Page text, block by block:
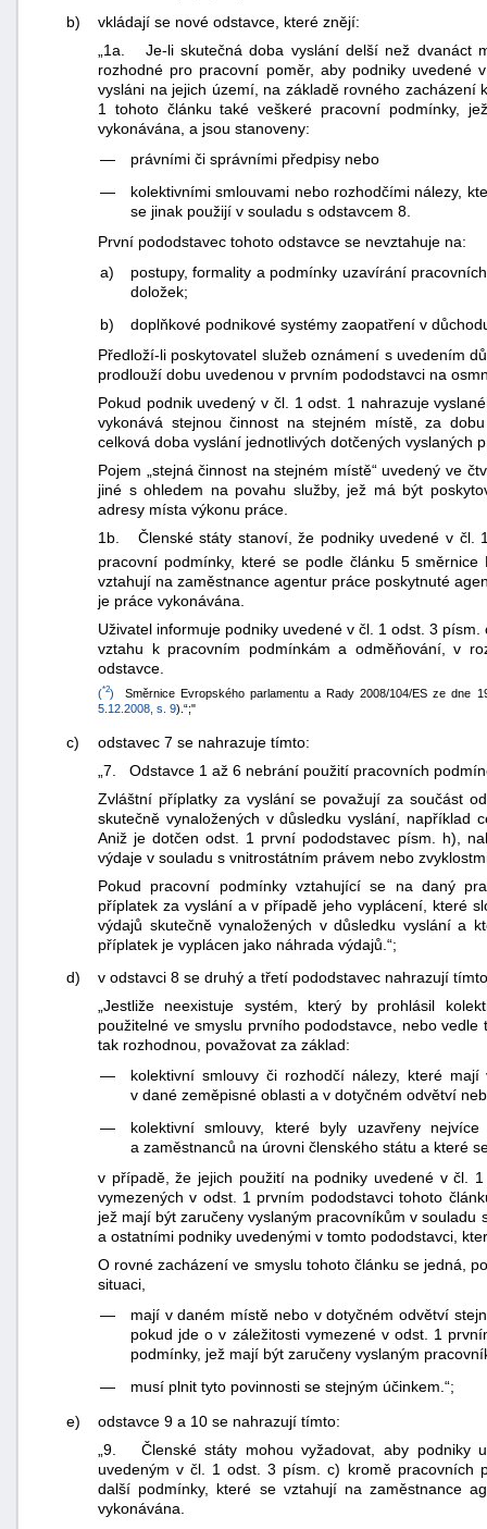
b)
vkládají se nové odstavce, které znějí:
„1a. Je-li skutečná doba vyslání delší než dvanáct
rozhodné pro pracovní poměr, aby podniky
vysláni na jejich území, na základě rovného
1 tohoto článku také veškeré pracovní podmínky,
vykonávána, a jsou stanoveny:
—
právními či správními předpisy nebo
—
kolektivními smlouvami nebo rozhodčími nálezy,
se jinak použijí v souladu s odstavcem 8.
První pododstavec tohoto odstavce se nevztahuje na:
a)
postupy, formality a podmínky uzavírání
doložek;
b)
doplňkové podnikové systémy zaopatření v
Předloží-li poskytovatel služeb oznámení s uvedením
prodlouží dobu uvedenou v prvním pododstavci na
Pokud podnik uvedený v čl. 1 odst. 1 nahrazuje
vykonává stejnou činnost na stejném místě, za
celková doba vyslání jednotlivých dotčených vyslaných
Pojem „stejná činnost na stejném místě“ uvedený ve
jiné s ohledem na povahu služby, jež má být
adresy místa výkonu práce.
1b. Členské státy stanoví, že podniky uvedené v čl.
pracovní podmínky, které se podle článku 5
vztahují na zaměstnance agentur práce poskytnuté
je práce vykonávána.
Uživatel informuje podniky uvedené v čl. 1 odst. 3
vztahu k pracovním podmínkám a odměňování, v
odstavce.
(*2) Směrnice Evropského parlamentu a Rady 2008/104/ES ze dne
5.12.2008, s. 9).“;"
c)
odstavec 7 se nahrazuje tímto:
„7. Odstavce 1 až 6 nebrání použití pracovních
Zvláštní příplatky za vyslání se považují za součást
skutečně vynaložených v důsledku vyslání, například
Aniž je dotčen odst. 1 první pododstavec písm. h),
výdaje v souladu s vnitrostátním právem nebo
Pokud pracovní podmínky vztahující se na daný
příplatek za vyslání a v případě jeho vyplácení, které
výdajů skutečně vynaložených v důsledku vyslání a
příplatek je vyplácen jako náhrada výdajů.“;
d)
v odstavci 8 se druhý a třetí pododstavec nahrazují
„Jestliže neexistuje systém, který by prohlásil
použitelné ve smyslu prvního pododstavce, nebo
tak rozhodnou, považovat za základ:
—
kolektivní smlouvy či rozhodčí nálezy, které
v dané zeměpisné oblasti a v dotyčném odvětví
—
kolektivní smlouvy, které byly uzavřeny nejvíce
a zaměstnanců na úrovni členského státu a které
v případě, že jejich použití na podniky uvedené v čl.
vymezených v odst. 1 prvním pododstavci tohoto
jež mají být zaručeny vyslaným pracovníkům v
a ostatními podniky uvedenými v tomto pododstavci,
O rovné zacházení ve smyslu tohoto článku se jedná,
situaci,
—
mají v daném místě nebo v dotyčném odvětví
pokud jde o v záležitosti vymezené v odst. 1
podmínky, jež mají být zaručeny vyslaným
—
musí plnit tyto povinnosti se stejným účinkem.“;
e)
odstavce 9 a 10 se nahrazují tímto:
„9. Členské státy mohou vyžadovat, aby podniky
uvedeným v čl. 1 odst. 3 písm. c) kromě pracovních
další podmínky, které se vztahují na zaměstnance
vykonávána.